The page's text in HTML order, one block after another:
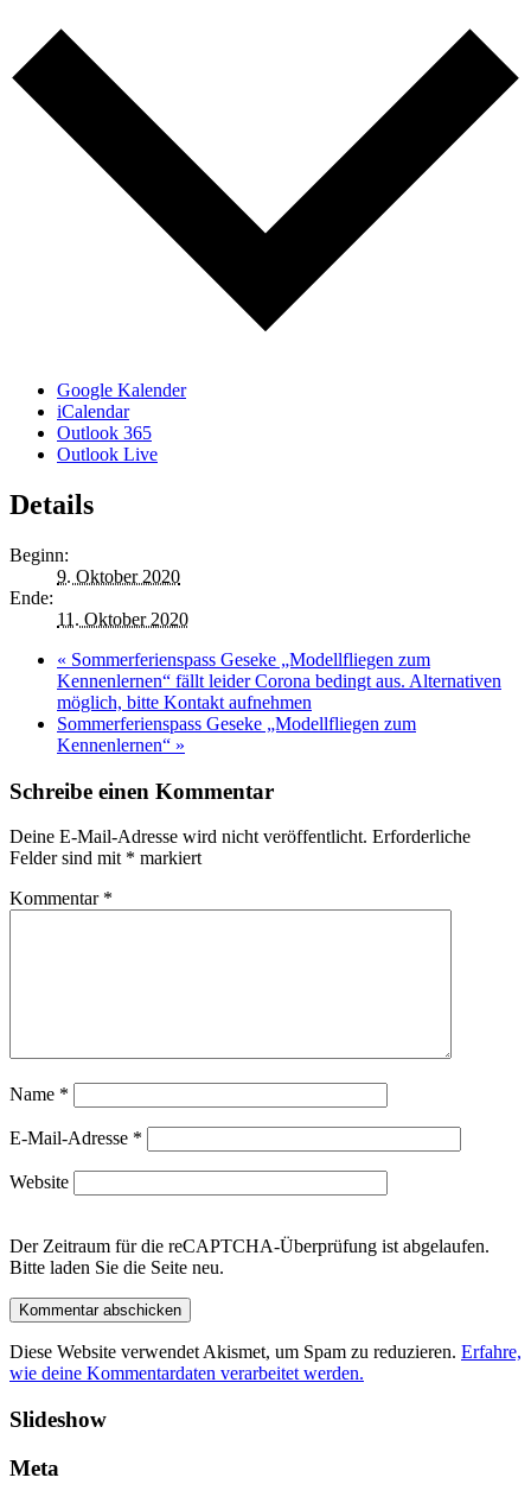
Google Kalender
iCalendar
Outlook 365
Outlook Live
Details
Beginn:
9. Oktober 2020
Ende:
11. Oktober 2020
« Sommerferienspass Geseke „Modellfliegen zum
Kennenlernen“ fällt leider Corona bedingt aus. Alternativen
möglich, bitte Kontakt aufnehmen
Sommerferienspass Geseke „Modellfliegen zum
Kennenlernen“ »
Schreibe einen Kommentar
Deine E-Mail-Adresse wird nicht veröffentlicht. Erforderliche
Felder sind mit * markiert
Kommentar *
Name *
E-Mail-Adresse *
Website
Der Zeitraum für die reCAPTCHA-Überprüfung ist abgelaufen.
Bitte laden Sie die Seite neu.
Diese Website verwendet Akismet, um Spam zu reduzieren. Erfahre,
wie deine Kommentardaten verarbeitet werden.
Slideshow
Meta